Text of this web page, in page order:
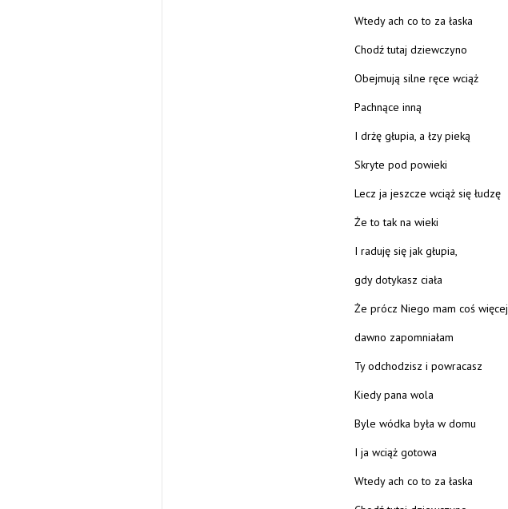
Wtedy ach co to za łaska
Chodź tutaj dziewczyno
Obejmują silne ręce wciąż
Pachnące inną
I drżę głupia, a łzy pieką
Skryte pod powieki
Lecz ja jeszcze wciąż się łudzę
Że to tak na wieki
I raduję się jak głupia,
gdy dotykasz ciała
Że prócz Niego mam coś więcej
dawno zapomniałam
Ty odchodzisz i powracasz
Kiedy pana wola
Byle wódka była w domu
I ja wciąż gotowa
Wtedy ach co to za łaska